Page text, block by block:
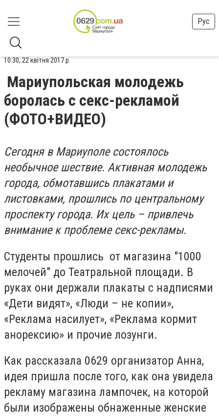
Рус
10:30, 22 квітня 2017 р.
Мариупольская молодежь
боролась с секс-рекламой
(ФОТО+ВИДЕО)
Сегодня в Мариуполе состоялось
необычное шествие. Активная молодежь
города, обмотавшись плакатами и
листовками, прошлись по центральному
проспекту города. Их цель – привлечь
внимание к проблеме секс-рекламы.
Студенты прошлись от магазина "1000
мелочей" до Театральной площади. В
руках они держали плакаты с надписями
«Дети видят», «Люди – не копии»,
«Реклама насилует», «Реклама кормит
анорексию» и прочие лозунги.
Как рассказала 0629 организатор Анна,
идея пришла после того, как она увидела
рекламу магазина лампочек, на которой
были изображены обнаженные женские